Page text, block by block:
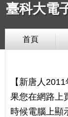
臺科大電
首頁
【新唐人
果您在網路上
時候電腦上顯